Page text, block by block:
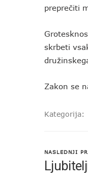
preprečiti
skrbeti
Zakon se
Kategorija:
NASLEDNJI